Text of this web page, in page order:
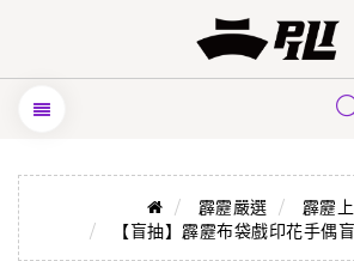
霹靂嚴選
霹靂
【盲抽】霹靂布袋戲印花手偶